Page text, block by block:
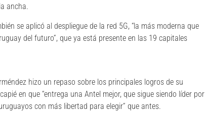
ancha.
se aplicó al despliegue de la red 5G, “la más moderna que
del futuro”, que ya está presente en las 19 capitales
hizo un repaso sobre los principales logros de su
en que “entrega una Antel mejor, que sigue siendo líder por
con más libertad para elegir” que antes.